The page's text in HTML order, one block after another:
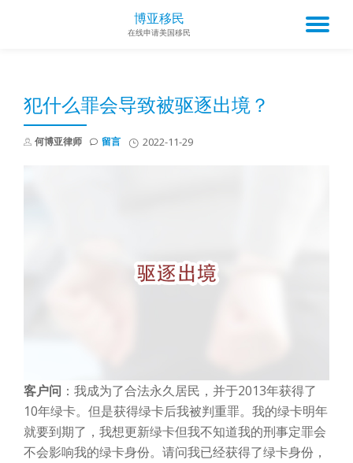
博亚移民
在线申请美国移民
犯什么罪会导致被驱逐出境？
何博亚律师 2022-11-29
留言
客户问 ：我成为了合法永久居民，并于2013年获得了
10年绿卡。但是获得绿卡后我被判重罪。我的绿卡明年
就要到期了，我想更新绿卡但我不知道我的刑事定罪会
不会影响我的绿卡身份。请问我已经获得了绿卡身份，